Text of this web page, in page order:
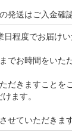
発送はご入金確
程度でお届けい
でお時間をいた
だきますことを
ます。
せていただきます